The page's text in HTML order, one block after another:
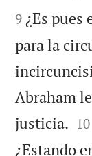


9 ¿Es pues
para la
Abraham
justicia. 

10
¿Estando